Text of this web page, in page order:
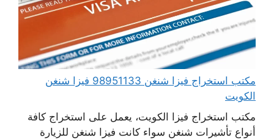
مكتب استخراج فيزا شنغن 98951133 فيزا شنغن
الكويت
مكتب استخراج فيزا الكويت، يعمل على استخراج كافة
أنواع تأشيرات شنغن سواء كانت فيزا شنغن للزيارة